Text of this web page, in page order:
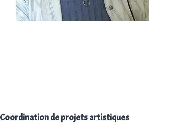
Coordination de projets artistiques